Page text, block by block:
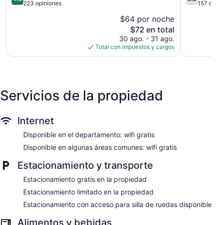
huéspedes pueden utilizar los siguientes servicios
disponibles en las habitaciones: microondas y cafetera y
tetera. Los baños están equipados con regadera con
regadera tipo lluvia y secadora de cabello.
Este apart-hotel en Suva ofrece acceso a wifi gratis con una
velocidad de 25+ Mbps. Los servicios para las personas que
toallas y cambio de sábanas. Se proporciona servicio de
limpieza todos los días.
de 223 opiniones
$64 por noche
El
precio
actual
es
$72 en total
30 ago. - 31 ago.
Total con impuestos y cargos
de 157
Servicios de la propiedad
Internet
Disponible en el departamento: wifi gratis
Disponible en algunas áreas comunes: wifi gratis
Estacionamiento y transporte
Estacionamiento gratis en la propiedad
Estacionamiento limitado en la propiedad
Estacionamiento con acceso para silla de ruedas disponible
Alimentos y bebidas